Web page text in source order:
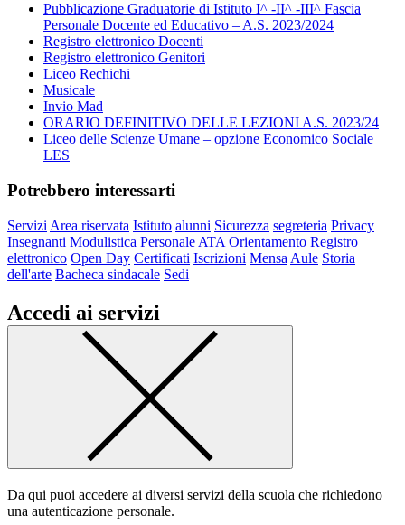
Pubblicazione Graduatorie di Istituto I^ -II^ -III^ Fascia
Personale Docente ed Educativo – A.S. 2023/2024
Registro elettronico Docenti
Registro elettronico Genitori
Liceo Rechichi
Musicale
Invio Mad
ORARIO DEFINITIVO DELLE LEZIONI A.S. 2023/24
Liceo delle Scienze Umane – opzione Economico Sociale
LES
Potrebbero interessarti
Servizi Area riservata Istituto alunni Sicurezza segreteria Privacy
Insegnanti Modulistica Personale ATA Orientamento Registro
elettronico Open Day Certificati Iscrizioni Mensa Aule Storia
dell'arte Bacheca sindacale Sedi
Accedi ai servizi
Da qui puoi accedere ai diversi servizi della scuola che richiedono
una autenticazione personale.